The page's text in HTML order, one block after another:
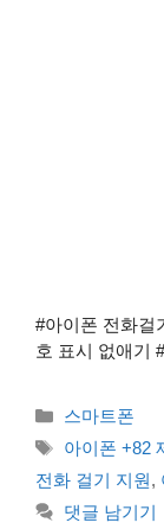
#아이폰 전화걸
호 표시 없애기
카
테
고
리
스마트폰
태
그
아이폰 +82
전화 걸기 지원,
댓글 남기기